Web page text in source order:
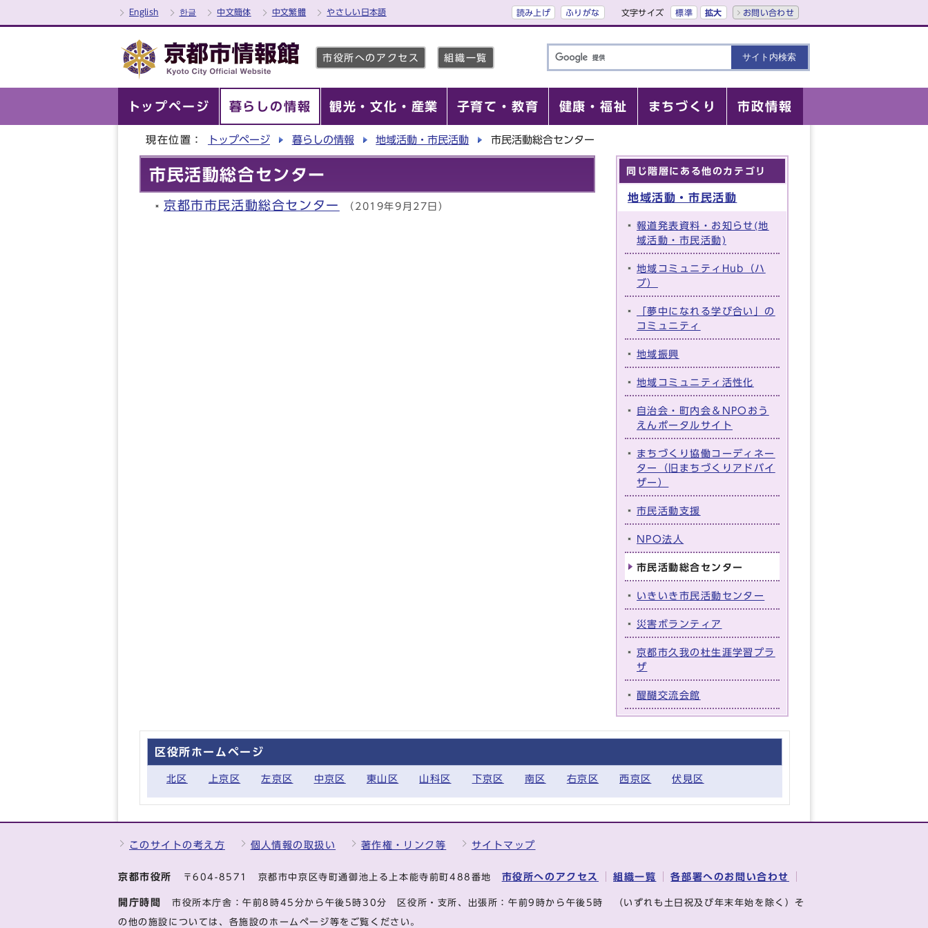
English 한글 中文簡体 中文繁體 やさしい日本語 読み上げ ふりがな 文字サイズ 標準 拡大 お問い合わせ
市役所へのアクセス 組織一覧
トップページ 暮らしの情報 観光・文化・産業 子育て・教育 健康・福祉 まちづくり 市政情報
現在位置： トップページ 暮らしの情報 地域活動・市民活動 市民活動総合センター
市民活動総合センター
京都市市民活動総合センター （2019年9月27日）
同じ階層にある他のカテゴリ
地域活動・市民活動
報道発表資料・お知らせ(地
域活動・市民活動)
地域コミュニティHub（ハ
ブ）
「夢中になれる学び合い」の
コミュニティ
地域振興
地域コミュニティ活性化
自治会・町内会＆NPOおう
えんポータルサイト
まちづくり協働コーディネー
ター（旧まちづくりアドバイ
ザー）
市民活動支援
NPO法人
市民活動総合センター
いきいき市民活動センター
災害ボランティア
京都市久我の杜生涯学習プラ
ザ
醍醐交流会館
区役所ホームページ
北区 上京区 左京区 中京区 東山区 山科区 下京区 南区 右京区 西京区 伏見区
このサイトの考え方 個人情報の取扱い 著作権・リンク等 サイトマップ
京都市役所 〒604-8571 京都市中京区寺町通御池上る上本能寺前町488番地 市役所へのアクセス 組織一覧 各部署へのお問い合わせ
開庁時間 市役所本庁舎：午前8時45分から午後5時30分 区役所・支所、出張所：午前9時から午後5時 （いずれも土日祝及び年末年始を除く）そ
の他の施設については、各施設のホームページ等をご覧ください。